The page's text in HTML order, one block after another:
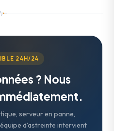
24H/24
? Nous
serveur en panne,
d'astreinte intervient